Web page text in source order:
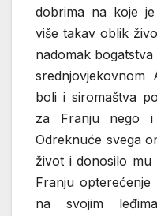
dobrima na koje
više takav oblik
nadomak
srednjovjekovnom
boli i siromaštva
za Franju nego i
Odreknuće svega
život i donosilo mu
Franju
na svojim